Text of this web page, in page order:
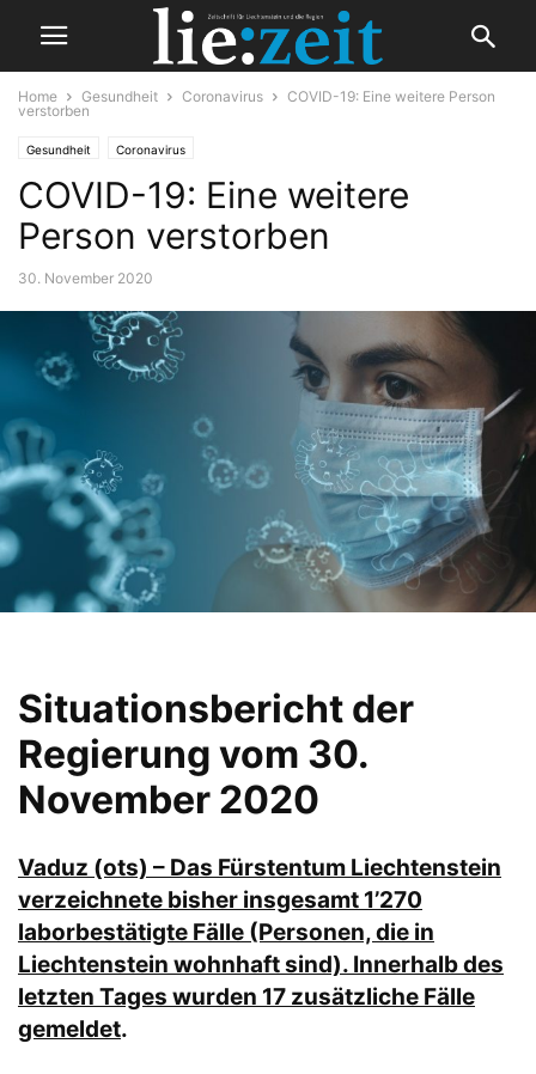
Home Gesundheit Coronavirus
COVID-19: Eine weitere Person
verstorben
Gesundheit Coronavirus
COVID-19: Eine weitere
Person verstorben
30. November 2020
Situationsbericht der
Regierung vom 30.
November 2020
Vaduz (ots) – Das Fürstentum Liechtenstein
verzeichnete bisher insgesamt 1’270
laborbestätigte Fälle (Personen, die in
Liechtenstein wohnhaft sind). Innerhalb des
letzten Tages wurden 17 zusätzliche Fälle
gemeldet.